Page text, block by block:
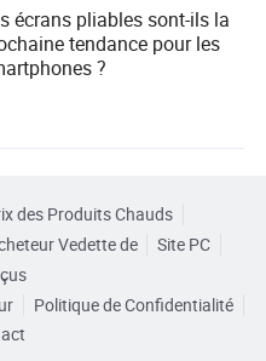
écrans pliables sont-ils la
tendance pour les
?
des Produits Chauds
Vedette de
Site PC
Politique de Confidentialité